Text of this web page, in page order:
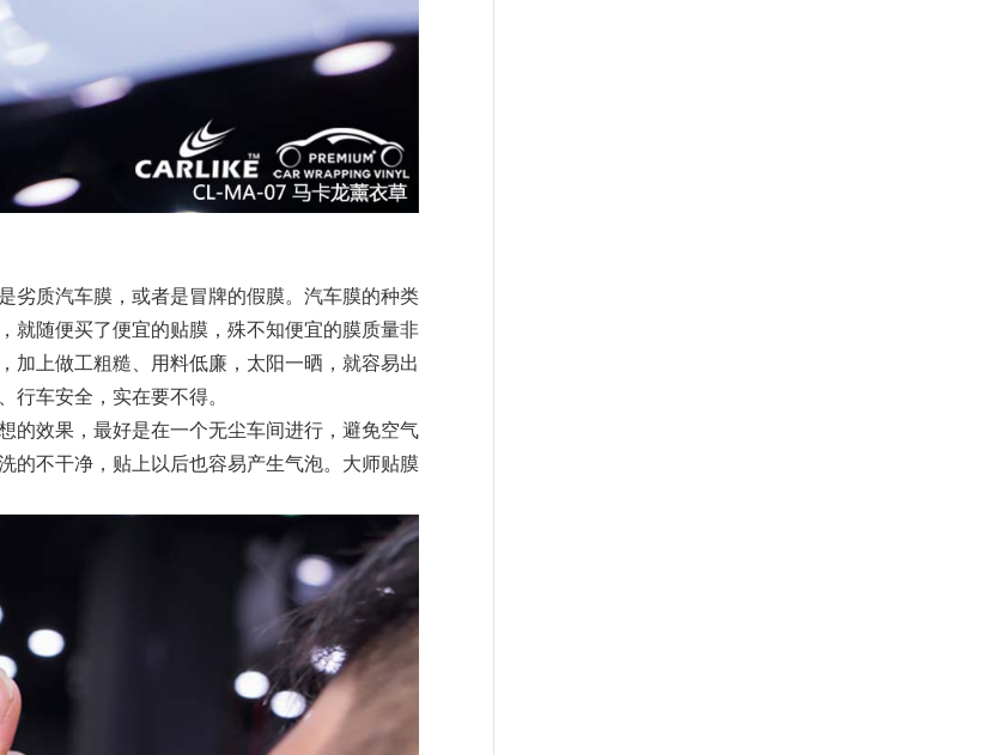
劣质汽车膜，或者是冒牌的假膜。汽车膜的种类
就随便买了便宜的贴膜，殊不知便宜的膜质量非
加上做工粗糙、用料低廉，太阳一晒，就容易出
行车安全，实在要不得。
的效果，最好是在一个无尘车间进行，避免空气
的不干净，贴上以后也容易产生气泡。大师贴膜